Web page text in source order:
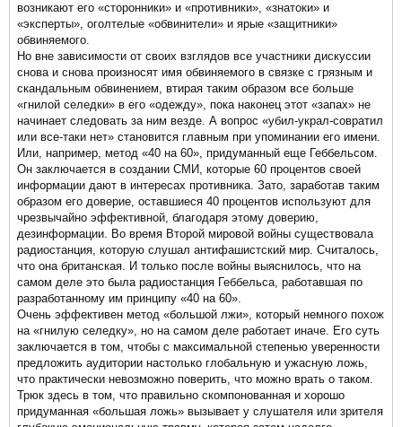
возникают его «сторонники» и «противники», «знатоки» и
«эксперты», оголтелые «обвинители» и ярые «защитники»
обвиняемого.
Но вне зависимости от своих взглядов все участники дискуссии
снова и снова произносят имя обвиняемого в связке с грязным и
скандальным обвинением, втирая таким образом все больше
«гнилой селедки» в его «одежду», пока наконец этот «запах» не
начинает следовать за ним везде. А вопрос «убил-украл-совратил
или все-таки нет» становится главным при упоминании его имени.
Или, например, метод «40 на 60», придуманный еще Геббельсом.
Он заключается в создании СМИ, которые 60 процентов своей
информации дают в интересах противника. Зато, заработав таким
образом его доверие, оставшиеся 40 процентов используют для
чрезвычайно эффективной, благодаря этому доверию,
дезинформации. Во время Второй мировой войны существовала
радиостанция, которую слушал антифашистский мир. Считалось,
что она британская. И только после войны выяснилось, что на
самом деле это была радиостанция Геббельса, работавшая по
разработанному им принципу «40 на 60».
Очень эффективен метод «большой лжи», который немного похож
на «гнилую селедку», но на самом деле работает иначе. Его суть
заключается в том, чтобы с максимальной степенью уверенности
предложить аудитории настолько глобальную и ужасную ложь,
что практически невозможно поверить, что можно врать о таком.
Трюк здесь в том, что правильно скомпонованная и хорошо
придуманная «большая ложь» вызывает у слушателя или зрителя